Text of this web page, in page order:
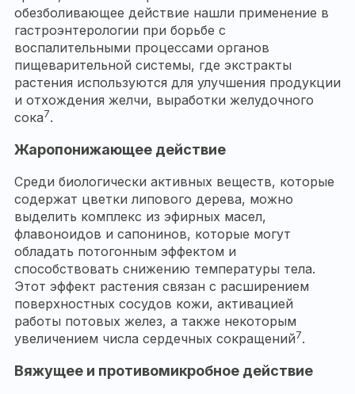
обезболивающее действие нашли применение в
гастроэнтерологии при борьбе с
воспалительными процессами органов
пищеварительной системы, где экстракты
растения используются для улучшения продукции
и отхождения желчи, выработки желудочного
сока7.
Жаропонижающее действие
Среди биологически активных веществ, которые
содержат цветки липового дерева, можно
выделить комплекс из эфирных масел,
флавоноидов и сапонинов, которые могут
обладать потогонным эффектом и
способствовать снижению температуры тела.
Этот эффект растения связан с расширением
поверхностных сосудов кожи, активацией
работы потовых желез, а также некоторым
увеличением числа сердечных сокращений7.
Вяжущее и противомикробное действие